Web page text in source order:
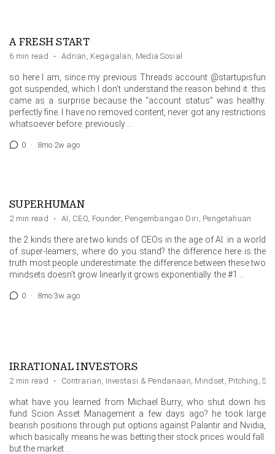
A FRESH START
6 min read · Adrian , Kegagalan, Media Sosial
so here I am, since my previous Threads account @startupisfun
got suspended, which I don’t understand the reason behind it. this
came as a surprise because the “account status” was healthy.
perfectly fine. I have no removed content, never got any restrictions
whatsoever before. previously …
0 · 8mo 2w ago
SUPERHUMAN
2 min read · AI , CEO, Founder, Pengembangan Diri , Pengetahuan
the 2 kinds there are two kinds of CEOs in the age of AI: in a world
of super-leamers, where do you stand? the difference here is the
truth most people underestimate: the difference between these two
mindsets doesn’t grow linearly.it grows exponentially. the #1 …
0 · 8mo 3w ago
IRRATIONAL INVESTORS
2 min read · Contrarian, Investasi & Pendanaan, Mindset, Pitching ,
what have you learned from Michael Burry, who shut down his
fund Scion Asset Management a few days ago? he took large
bearish positions through put options against Palantir and Nvidia,
which basically means he was betting their stock prices would fall.
but the market …